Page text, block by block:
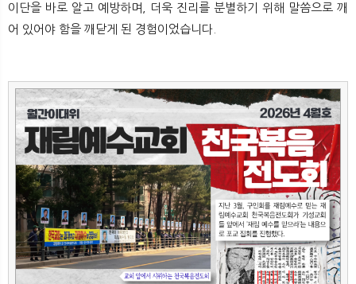
이단을 바로 알고 예방하며, 더욱 진리를 분별하기 위해 말씀으로 깨
어 있어야 함을 깨닫게 된 경험이었습니다.